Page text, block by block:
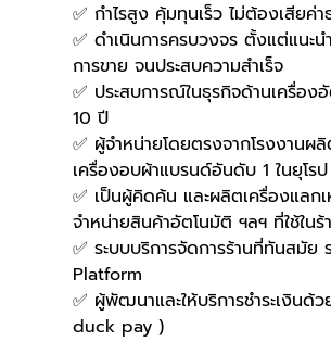
✅ กำไรสูง คุ้มทุนเร็ว ไม่ต้องเสียค่
✅ ดำเนินการครบวงจร ตั้งแต่แนะน
การขาย จนประสบความสำเร็จ
✅ ประสบการณ์ในธุรกิจด้านเครื่อง
10 ปี
✅ ผู้จำหน่ายโดยตรงจากโรงงานผ
เครื่องอบผ้าแบรนด์อันดับ 1 ในยุโรป
✅ เป็นผู้คิดค้น และผลิตเครื่องแลก
จำหน่ายสินค้าอัตโนมัติ ฯลฯ ที่ใช้ใน
✅ ระบบบริการจัดการร้านที่ทันสมัย
Platform
✅ ผู้พัฒนาและให้บริการชำระเงินด้
duck pay )